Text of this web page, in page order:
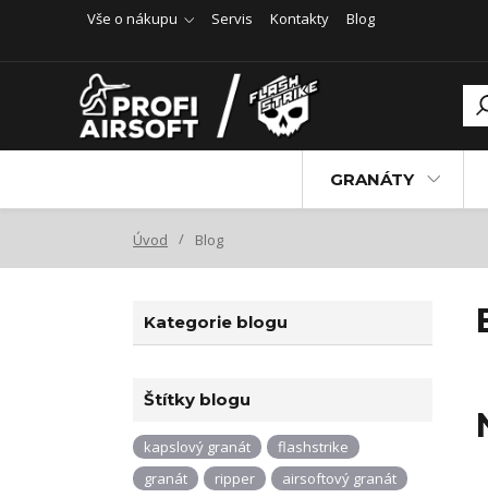
Vše o nákupu Servis Kontakty Blog
GRANÁTY
Úvod Blog
Kategorie blogu
Štítky blogu
kapslový granát
flashstrike
granát
ripper
airsoftový granát